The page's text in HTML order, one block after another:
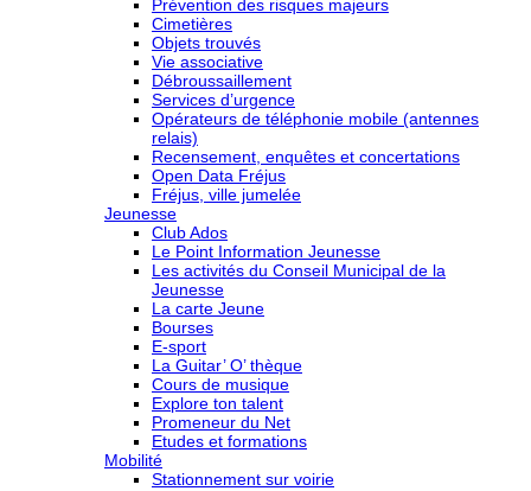
Prévention des risques majeurs
Cimetières
Objets trouvés
Vie associative
Débroussaillement
Services d’urgence
Opérateurs de téléphonie mobile (antennes
relais)
Recensement, enquêtes et concertations
Open Data Fréjus
Fréjus, ville jumelée
Jeunesse
Club Ados
Le Point Information Jeunesse
Les activités du Conseil Municipal de la
Jeunesse
La carte Jeune
Bourses
E-sport
La Guitar’ O’ thèque
Cours de musique
Explore ton talent
Promeneur du Net
Etudes et formations
Mobilité
Stationnement sur voirie